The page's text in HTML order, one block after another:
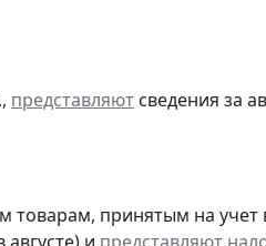
представляют сведения за
принятым на учет в